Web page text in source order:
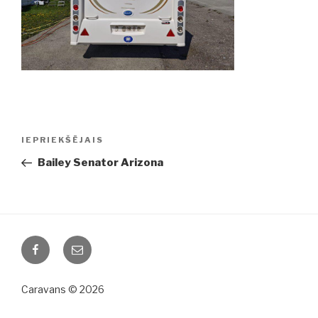
Ziņu
Iepriekšējā
ziņa:
IEPRIEKŠĒJAIS
Bailey Senator Arizona
FacebookEmail
Caravans © 2026